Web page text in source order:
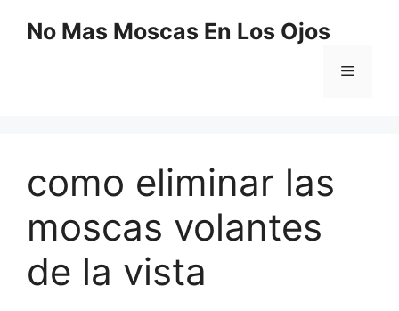
No Mas Moscas En Los Ojos
Menú
como eliminar las
moscas volantes
de la vista